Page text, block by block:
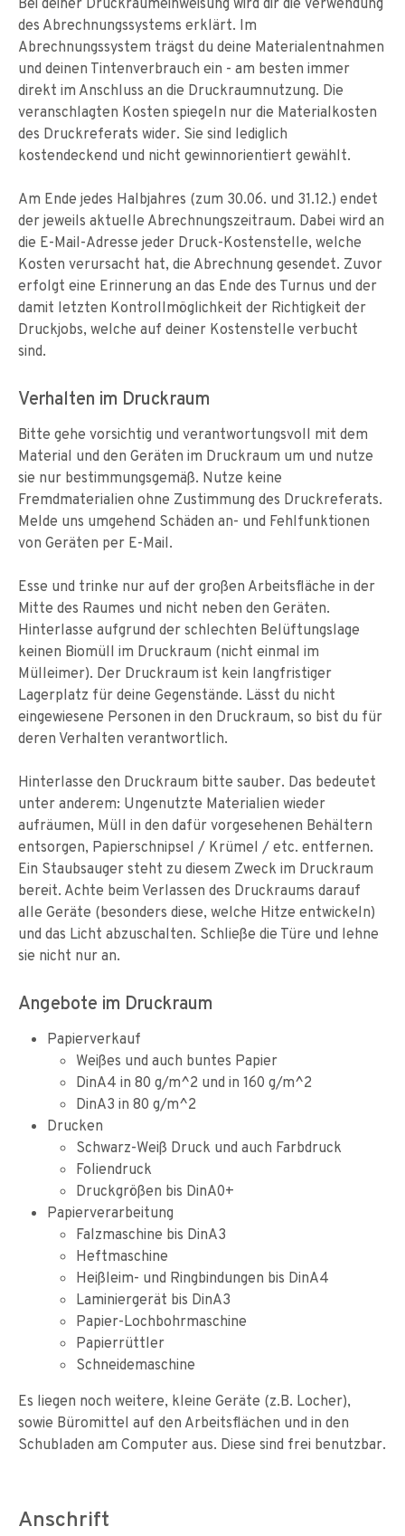
des Abrechnungssystems erklärt. Im
Abrechnungssystem trägst du deine Materialentnahmen
und deinen Tintenverbrauch ein - am besten immer
direkt im Anschluss an die Druckraumnutzung. Die
veranschlagten Kosten spiegeln nur die Materialkosten
des Druckreferats wider. Sie sind lediglich
kostendeckend und nicht gewinnorientiert gewählt.
Am Ende jedes Halbjahres (zum 30.06. und 31.12.) endet
der jeweils aktuelle Abrechnungszeitraum. Dabei wird an
die E-Mail-Adresse jeder Druck-Kostenstelle, welche
Kosten verursacht hat, die Abrechnung gesendet. Zuvor
erfolgt eine Erinnerung an das Ende des Turnus und der
damit letzten Kontrollmöglichkeit der Richtigkeit der
Druckjobs, welche auf deiner Kostenstelle verbucht
sind.
Verhalten im Druckraum
Bitte gehe vorsichtig und verantwortungsvoll mit dem
Material und den Geräten im Druckraum um und nutze
sie nur bestimmungsgemäß. Nutze keine
Fremdmaterialien ohne Zustimmung des Druckreferats.
Melde uns umgehend Schäden an- und Fehlfunktionen
von Geräten per E-Mail.
Esse und trinke nur auf der großen Arbeitsfläche in der
Mitte des Raumes und nicht neben den Geräten.
Hinterlasse aufgrund der schlechten Belüftungslage
keinen Biomüll im Druckraum (nicht einmal im
Mülleimer). Der Druckraum ist kein langfristiger
Lagerplatz für deine Gegenstände. Lässt du nicht
eingewiesene Personen in den Druckraum, so bist du für
deren Verhalten verantwortlich.
Hinterlasse den Druckraum bitte sauber. Das bedeutet
unter anderem: Ungenutzte Materialien wieder
aufräumen, Müll in den dafür vorgesehenen Behältern
entsorgen, Papierschnipsel / Krümel / etc. entfernen.
Ein Staubsauger steht zu diesem Zweck im Druckraum
bereit. Achte beim Verlassen des Druckraums darauf
alle Geräte (besonders diese, welche Hitze entwickeln)
und das Licht abzuschalten. Schließe die Türe und lehne
sie nicht nur an.
Angebote im Druckraum
Papierverkauf
Weißes und auch buntes Papier
DinA4 in 80 g/m^2 und in 160 g/m^2
DinA3 in 80 g/m^2
Drucken
Schwarz-Weiß Druck und auch Farbdruck
Foliendruck
Druckgrößen bis DinA0+
Papierverarbeitung
Falzmaschine bis DinA3
Heftmaschine
Heißleim- und Ringbindungen bis DinA4
Laminiergerät bis DinA3
Papier-Lochbohrmaschine
Papierrüttler
Schneidemaschine
Es liegen noch weitere, kleine Geräte (z.B. Locher),
sowie Büromittel auf den Arbeitsflächen und in den
Schubladen am Computer aus. Diese sind frei benutzbar.
Anschrift